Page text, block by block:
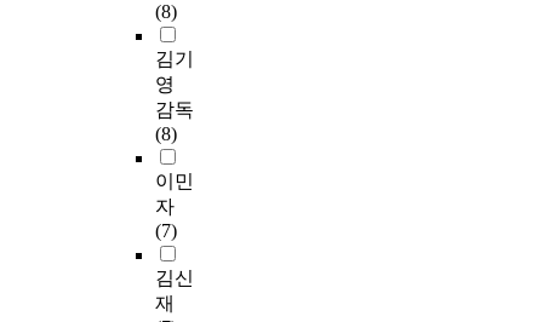
(8)
김기
영
감독
(8)
이민
자
(7)
김신
재